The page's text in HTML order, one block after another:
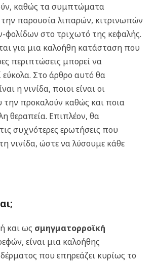
καθώς τα συμπτώματα
παρουσία λιπαρών, κιτρινωπών
φολίδων στο τριχωτό της κεφαλής.
για μια καλοήθη κατάσταση που
περιπτώσεις μπορεί να
Στο άρθρο αυτό θα
η νινίδα, ποιοι είναι οι
την προκαλούν καθώς και ποια
θεραπεία. Επιπλέον, θα
συχνότερες ερωτήσεις που
νινίδα, ώστε να λύσουμε κάθε
και ως σμηγματορροϊκή
είναι μια καλοήθης
που επηρεάζει κυρίως το